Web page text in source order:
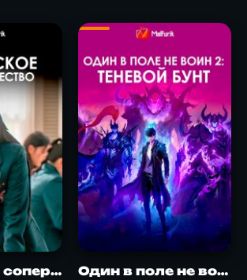
Дружеское соперничество Один в поле не воин 2: теневой бунт